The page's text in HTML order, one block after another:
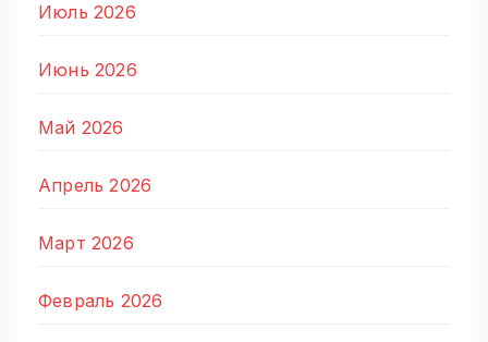
Июль 2026
Июнь 2026
Май 2026
Апрель 2026
Март 2026
Февраль 2026